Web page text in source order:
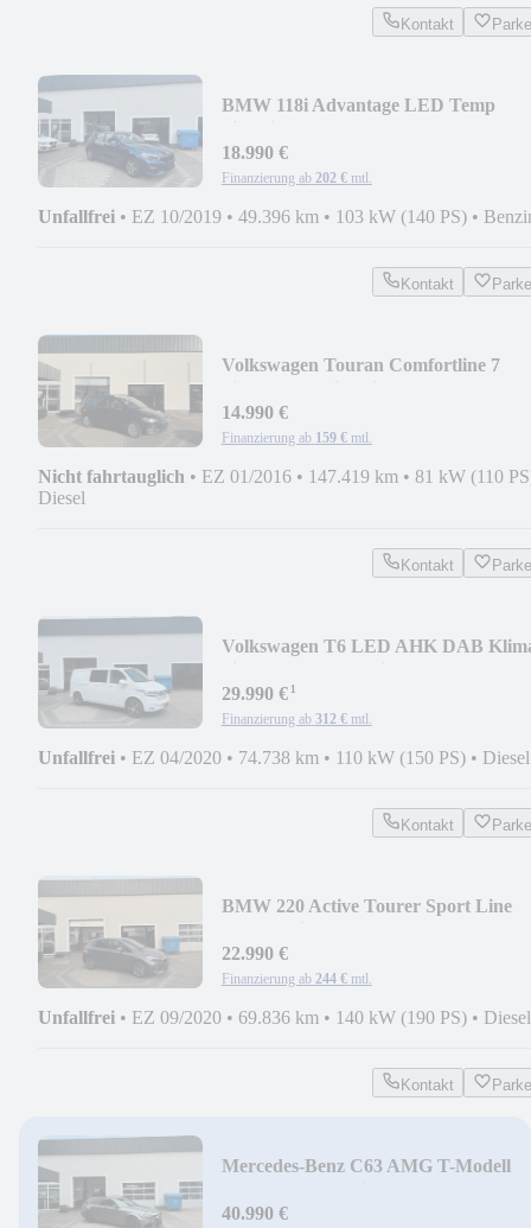
Kontakt
BMW 118i Advantage LED Temp
18.990 €
Finanzierung ab 202 € mtl.
Unfallfrei • EZ 10/2019 • 49.396 km • 103 kW (140 PS) •
Kontakt
Volkswagen Touran Comfortline 7
14.990 €
Finanzierung ab 159 € mtl.
Nicht fahrtauglich • EZ 01/2016 • 147.419 km • 81 kW (110
Diesel
Kontakt
Volkswagen T6 LED AHK DAB
29.990 €¹
Finanzierung ab 312 € mtl.
Unfallfrei • EZ 04/2020 • 74.738 km • 110 kW (150 PS) • Diesel
Kontakt
BMW 220 Active Tourer Sport Line
22.990 €
Finanzierung ab 244 € mtl.
Unfallfrei • EZ 09/2020 • 69.836 km • 140 kW (190 PS) • Diesel
Kontakt
Mercedes-Benz C63 AMG T-Modell
40.990 €